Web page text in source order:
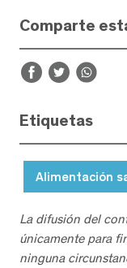
Comparte
Etiquetas
Alimentación
La difusión del
únicamente para
ninguna